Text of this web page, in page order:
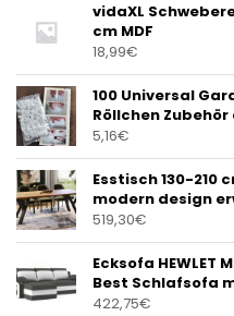
vidaXL
cm MDF
18,99€
100 Universal
Röllchen
5,16€
Esstisch 130-210
modern design
519,30€
Ecksofa
Best Schlafsofa
422,75€